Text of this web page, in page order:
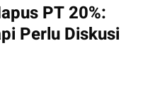
PT 20%:
Perlu Diskusi